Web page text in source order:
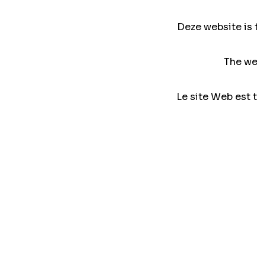
Deze website
The
Le site Web est